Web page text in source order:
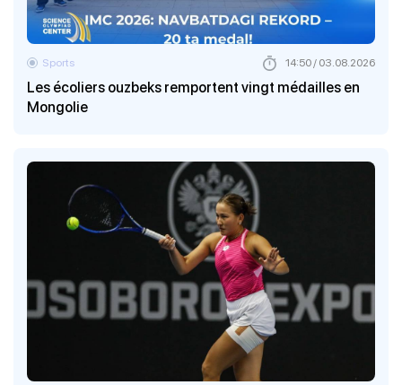
Les écoliers ouzbeks remportent vingt médailles en
Mongolie
Sports 14:50 / 03.08.2026